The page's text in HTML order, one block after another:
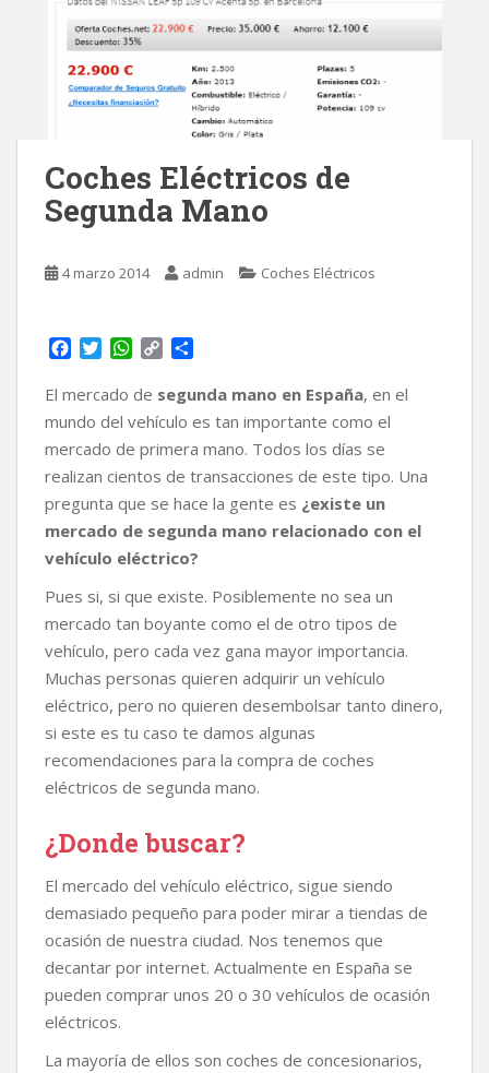
Coches Eléctricos de
Segunda Mano
4 marzo 2014 admin Coches Eléctricos
c
e
b
o
o
k
i
t
t
e
r
W
a
t
s
A
p
p
p
y
L
i
n
k
m
p
a
r
t
i
r
El mercado de segunda mano en España, en el
mundo del vehículo es tan importante como el
mercado de primera mano. Todos los días se
realizan cientos de transacciones de este tipo. Una
pregunta que se hace la gente es ¿existe un
mercado de segunda mano relacionado con el
vehículo eléctrico?
Pues si, si que existe. Posiblemente no sea un
mercado tan boyante como el de otro tipos de
vehículo, pero cada vez gana mayor importancia.
Muchas personas quieren adquirir un vehículo
eléctrico, pero no quieren desembolsar tanto dinero,
si este es tu caso te damos algunas
recomendaciones para la compra de coches
eléctricos de segunda mano.
¿Donde buscar?
El mercado del vehículo eléctrico, sigue siendo
demasiado pequeño para poder mirar a tiendas de
ocasión de nuestra ciudad. Nos tenemos que
decantar por internet. Actualmente en España se
pueden comprar unos 20 o 30 vehículos de ocasión
eléctricos.
La mayoría de ellos son coches de concesionarios,